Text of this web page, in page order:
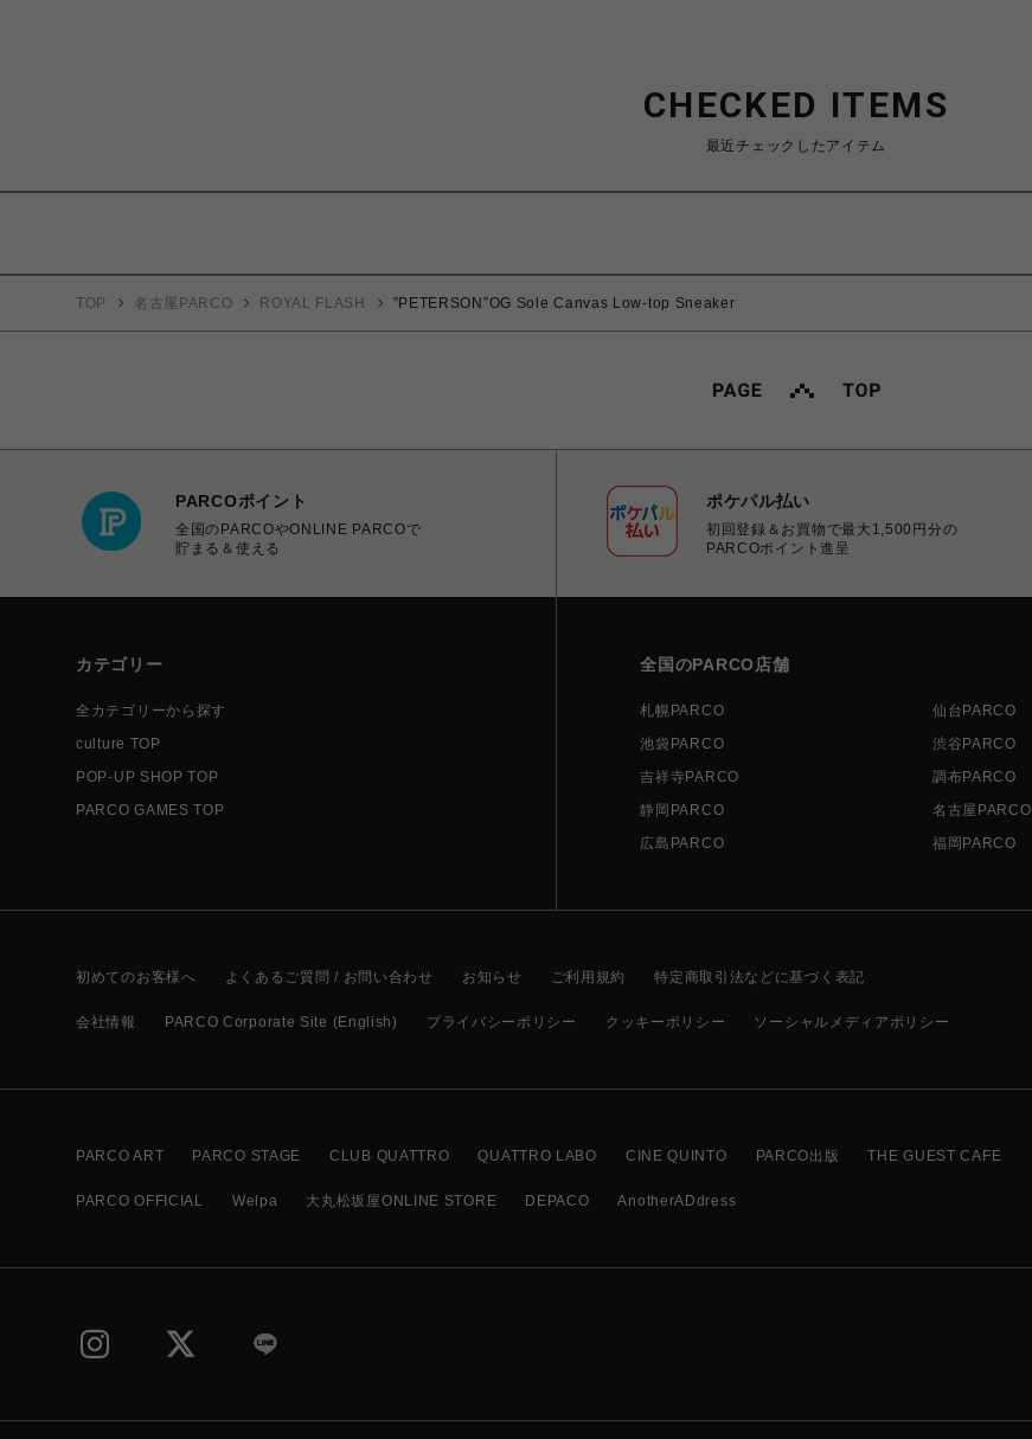
CHECKED ITEMS
最近チェックしたアイテム
TOP 名古屋PARCO ROYAL FLASH ”PETERSON”OG Sole Canvas Low-top Sneaker
PARCOポイント
全国のPARCOやONLINE PARCOで
貯まる＆使える
ポケパル払い
初回登録＆お買物で最大1,500円分の
PARCOポイント進呈
カテゴリー
全カテゴリーから探す
culture TOP
POP-UP SHOP TOP
PARCO GAMES TOP
全国のPARCO店舗
札幌PARCO 仙台PARCO
池袋PARCO
渋谷PARCO
吉祥寺PARCO
調布PARCO
静岡PARCO
名古屋PARCO
広島PARCO
福岡PARCO
初めてのお客様へ よくあるご質問 / お問い合わせ お知らせ ご利用規約 特定商取引法などに基づく表記
会社情報 PARCO Corporate Site (English) プライバシーポリシー クッキーポリシー ソーシャルメディアポリシー
PARCO ART PARCO STAGE CLUB QUATTRO QUATTRO LABO CINE QUINTO PARCO出版 THE GUEST CAFE
PARCO OFFICIAL Welpa 大丸松坂屋ONLINE STORE DEPACO AnotherADdress